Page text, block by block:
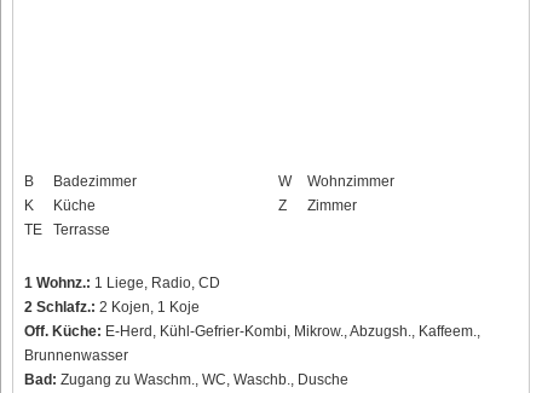
B
Badezimmer
K
Küche
TE
Terrasse
W
Wohnzimmer
Z
Zimmer
1 Wohnz.: 1 Liege, Radio, CD
2 Schlafz.: 2 Kojen, 1 Koje
Off. Küche: E-Herd, Kühl-Gefrier-Kombi, Mikrow., Abzugsh., Kaffeem.,
Brunnenwasser
Bad: Zugang zu Waschm., WC, Waschb., Dusche